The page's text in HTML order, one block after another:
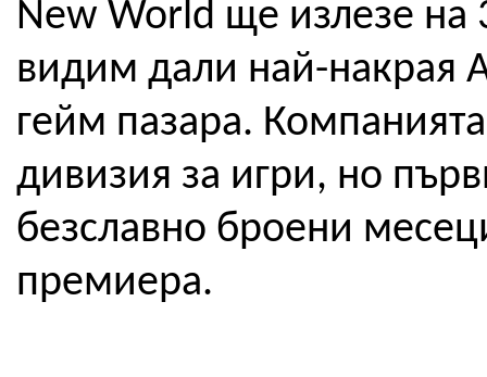
New World ще излезе на
видим дали най-накрая
гейм пазара.
дивизия за игри, но
безславно броени
премиера.